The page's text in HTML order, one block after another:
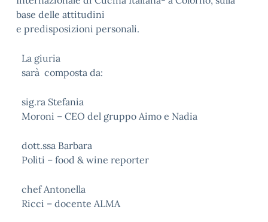
base delle attitudini
e predisposizioni personali.
La giuria
sarà composta da:
sig.ra Stefania
Moroni – CEO del gruppo Aimo e Nadia
dott.ssa Barbara
Politi – food & wine reporter
chef Antonella
Ricci – docente ALMA